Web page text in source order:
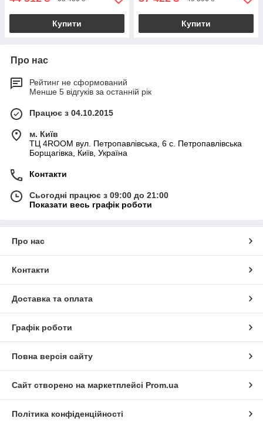
Купити Купити
Про нас
Рейтинг не сформований
Менше 5 відгуків за останній рік
Працює з 04.10.2015
м. Київ
ТЦ 4ROOM вул. Петропавлівська, 6 с. Петропавлівська
Борщагівка, Київ, Україна
Контакти
Сьогодні працює з 09:00 до 21:00
Показати весь графік роботи
Про нас
Контакти
Доставка та оплата
Графік роботи
Повна версія сайту
Сайт створено на маркетплейсі Prom.ua
Політика конфіденційності